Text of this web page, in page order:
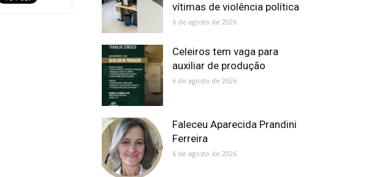
vítimas de violência política
6 de agosto de 2026
Celeiros tem vaga para
auxiliar de produção
6 de agosto de 2026
Faleceu Aparecida Prandini
Ferreira
6 de agosto de 2026